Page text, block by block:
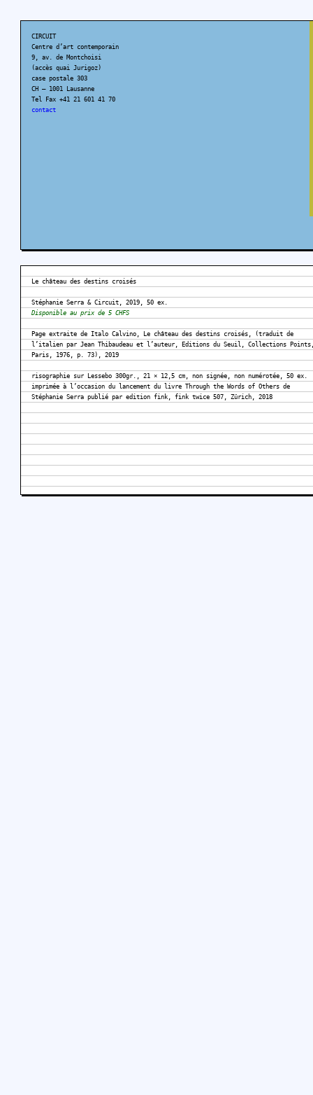
CIRCUIT
Centre d’art contemporain
9, av. de Montchoisi
(accès quai Jurigoz)
case postale 303
CH – 1001 Lausanne
Tel Fax +41 21 601 41 70
contact
Le château des destins croisés
Stéphanie Serra & Circuit, 2019, 50 ex.
Disponible au prix de 5 CHFS
Page extraite de Italo Calvino, Le château des destins croisés, (traduit de
l’italien par Jean Thibaudeau et l’auteur, Editions du Seuil, Collections
Paris, 1976, p. 73), 2019
risographie sur Lessebo 300gr., 21 × 12,5 cm, non signée, non numérotée, 50 ex.
imprimée à l’occasion du lancement du livre Through the Words of Others de
Stéphanie Serra publié par edition fink, fink twice 507, Zürich, 2018